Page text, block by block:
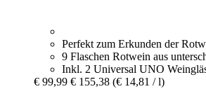
Perfekt zum Erkunden der
9 Flaschen Rotwein aus
Inkl. 2 Universal UNO
€ 99,99 € 155,38 (€ 14,81 / l)